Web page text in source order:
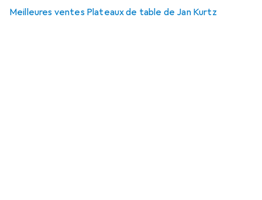
Meilleures ventes Plateaux de table de Jan Kurtz